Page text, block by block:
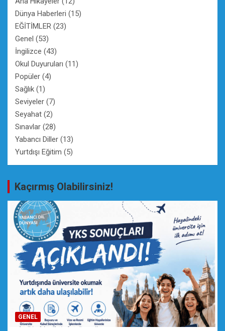
Dünya Haberleri (15)
EĞİTİMLER (23)
Genel (53)
İngilizce (43)
Okul Duyuruları (11)
Popüler (4)
Sağlık (1)
Seviyeler (7)
Seyahat (2)
Sınavlar (28)
Yabancı Diller (13)
Yurtdışı Eğitim (5)
Kaçırmış Olabilirsiniz!
GENEL